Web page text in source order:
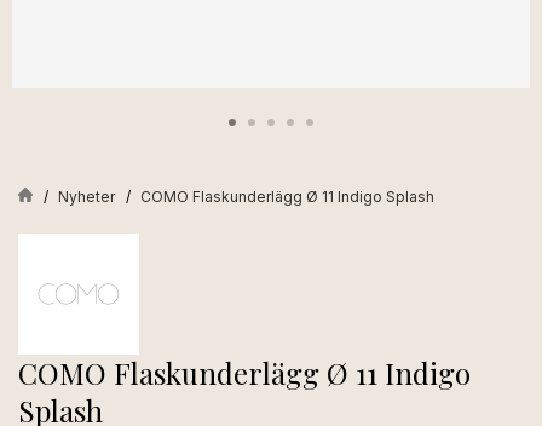
Nyheter COMO Flaskunderlägg Ø 11 Indigo Splash
COMO Flaskunderlägg Ø 11 Indigo
Splash